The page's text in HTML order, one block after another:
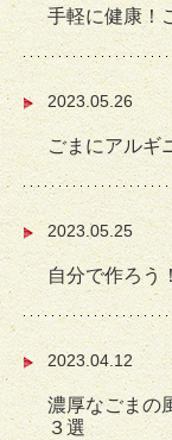
手軽に健康！
2023.05.26
ごまにアルギ
2023.05.25
自分で作ろう
2023.04.12
濃厚なごまの
３選